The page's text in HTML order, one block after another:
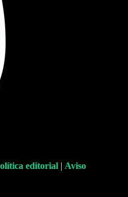
editorial | Aviso